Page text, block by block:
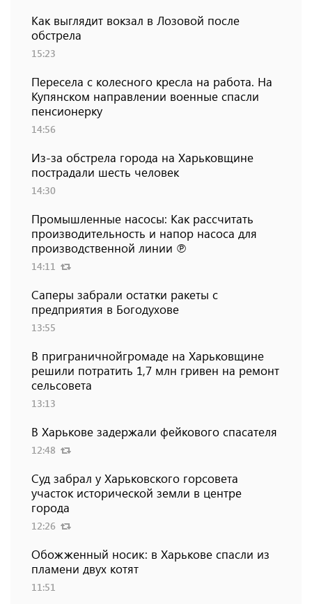
Как выглядит вокзал в Лозовой после
обстрела
15:23
Пересела с колесного кресла на работа. На
Купянском направлении военные спасли
пенсионерку
14:56
Из-за обстрела города на Харьковщине
пострадали шесть человек
14:30
Промышленные насосы: Как рассчитать
производительность и напор насоса для
производственной линии ℗
14:11
Саперы забрали остатки ракеты с
предприятия в Богодухове
13:55
В приграничнойгромаде на Харьковщине
решили потратить 1,7 млн ​​гривен на ремонт
сельсовета
13:13
В Харькове задержали фейкового спасателя
12:48
Суд забрал у Харьковского горсовета
участок исторической земли в центре
города
12:26
Обожженный носик: в Харькове спасли из
пламени двух котят
11:51